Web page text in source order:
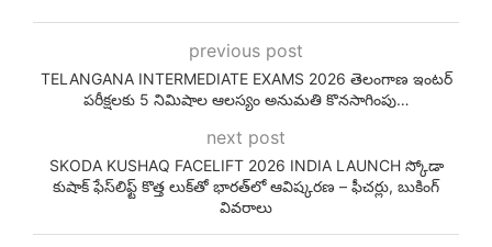
previous post
TELANGANA INTERMEDIATE EXAMS 2026 తెలంగాణ ఇంటర్
పరీక్షలకు 5 నిమిషాల ఆలస్యం అనుమతి కొనసాగింపు…
next post
SKODA KUSHAQ FACELIFT 2026 INDIA LAUNCH స్కోడా
కుషాక్ ఫేస్‌లిఫ్ట్ కొత్త లుక్‌తో భారత్‌లో ఆవిష్కరణ – ఫీచర్లు, బుకింగ్
వివరాలు